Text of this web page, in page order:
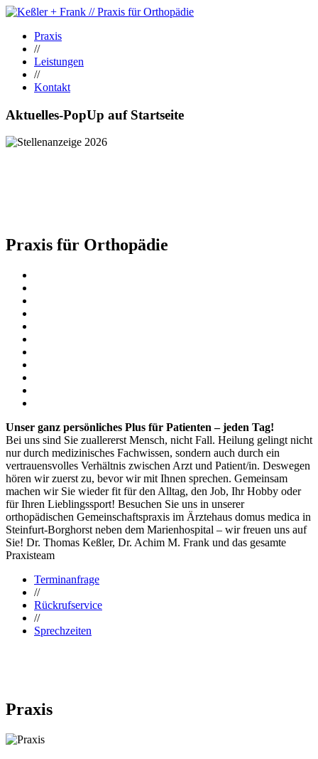
Praxis
//
Leistungen
//
Kontakt
Aktuelles-PopUp auf Startseite
Praxis für Orthopädie
Unser ganz persönliches Plus für Patienten – jeden Tag!
Bei uns sind Sie zuallererst Mensch, nicht Fall. Heilung gelingt nicht
nur durch medizinisches Fachwissen, sondern auch durch ein
vertrauensvolles Verhältnis zwischen Arzt und Patient/in. Deswegen
hören wir zuerst zu, bevor wir mit Ihnen sprechen. Gemeinsam
machen wir Sie wieder fit für den Alltag, den Job, Ihr Hobby oder
für Ihren Lieblingssport! Besuchen Sie uns in unserer
orthopädischen Gemeinschaftspraxis im Ärztehaus domus medica in
Steinfurt-Borghorst neben dem Marienhospital – wir freuen uns auf
Sie! Dr. Thomas Keßler, Dr. Achim M. Frank und das gesamte
Praxisteam
Terminanfrage
//
Rückrufservice
//
Sprechzeiten
Praxis